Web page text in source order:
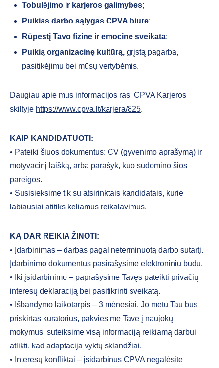
Tobulėjimo ir karjeros galimybes;
Puikias darbo sąlygas CPVA biure;
Rūpestį Tavo fizine ir emocine sveikata;
Puikią organizacinę kultūrą, grįstą pagarba,
pasitikėjimu bei mūsų vertybėmis.
Daugiau apie mus informacijos rasi CPVA Karjeros
skiltyje https://www.cpva.lt/karjera/825.
KAIP KANDIDATUOTI:
• Pateiki šiuos dokumentus: CV (gyvenimo aprašymą) ir
motyvacinį laišką, arba parašyk, kuo sudomino šios
pareigos.
• Susisieksime tik su atsirinktais kandidatais, kurie
labiausiai atitiks keliamus reikalavimus.
KĄ DAR REIKIA ŽINOTI:
• Įdarbinimas – darbas pagal neterminuotą darbo sutartį.
Įdarbinimo dokumentus pasirašysime elektroniniu būdu.
• Iki įsidarbinimo – paprašysime Tavęs pateikti privačių
interesų deklaraciją bei pasitikrinti sveikatą.
• Išbandymo laikotarpis – 3 mėnesiai. Jo metu Tau bus
priskirtas kuratorius, pakviesime Tave į naujokų
mokymus, suteiksime visą informaciją reikiamą darbui
atlikti, kad adaptacija vyktų sklandžiai.
• Interesų konfliktai – įsidarbinus CPVA negalėsite